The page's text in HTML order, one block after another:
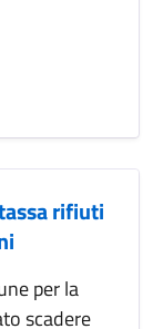
rifiuti
per la
scadere